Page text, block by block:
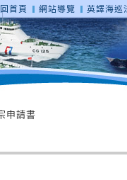
回首頁 網站導覽 英譯海巡
申請書